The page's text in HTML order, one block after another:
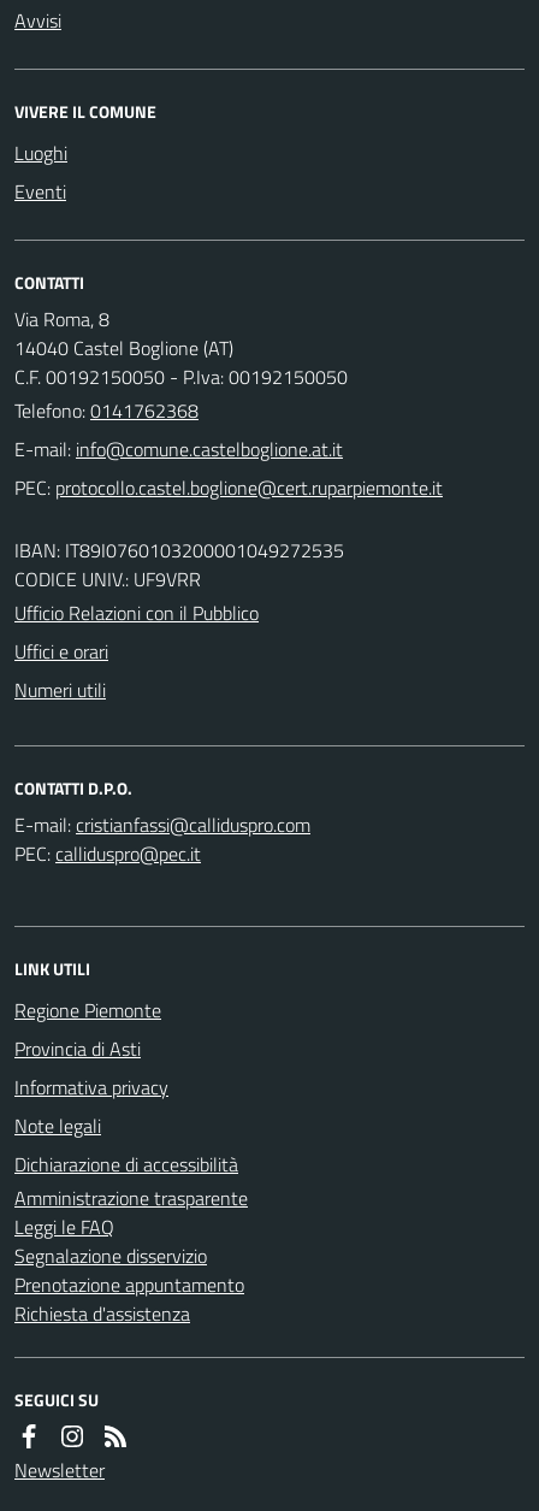
Avvisi
VIVERE IL COMUNE
Luoghi
Eventi
CONTATTI
Via Roma, 8
14040 Castel Boglione (AT)
C.F. 00192150050 - P.Iva: 00192150050
Telefono:0141762368
E-mail:
PEC:
IBAN: IT89I0760103200001049272535
CODICE UNIV.: UF9VRR
Ufficio Relazioni con il Pubblico
Uffici e orari
Numeri utili
CONTATTI D.P.O.
E-mail:
PEC:
LINK UTILI
Regione Piemonte
Provincia di Asti
Informativa privacy
Note legali
Dichiarazione di accessibilità
Amministrazione trasparente
Leggi le FAQ
Segnalazione disservizio
Prenotazione appuntamento
Richiesta d'assistenza
SEGUICI SU
Newsletter